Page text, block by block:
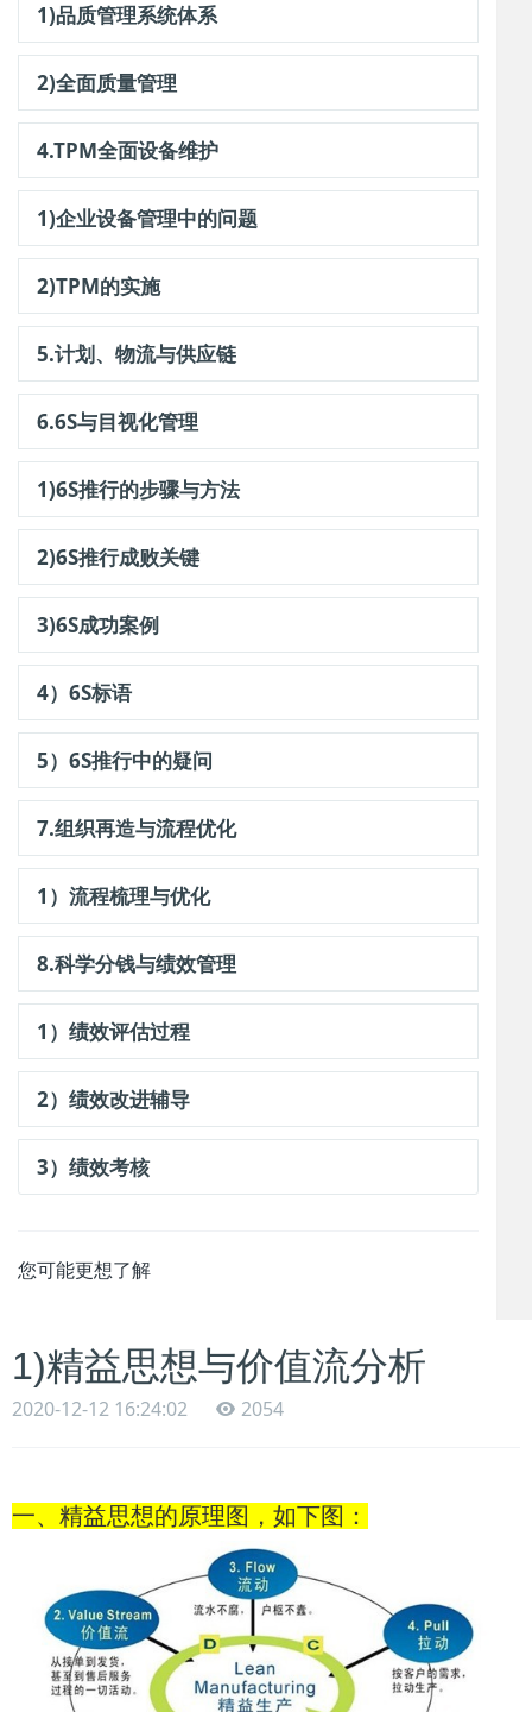
1)品质管理系统体系
2)全面质量管理
4.TPM全面设备维护
1)企业设备管理中的问题
2)TPM的实施
5.计划、物流与供应链
6.6S与目视化管理
1)6S推行的步骤与方法
2)6S推行成败关键
3)6S成功案例
4）6S标语
5）6S推行中的疑问
7.组织再造与流程优化
1）流程梳理与优化
8.科学分钱与绩效管理
1）绩效评估过程
2）绩效改进辅导
3）绩效考核
您可能更想了解
1)精益思想与价值流分析
2020-12-12 16:24:02 2054
一、精益思想的原理图，如下图：